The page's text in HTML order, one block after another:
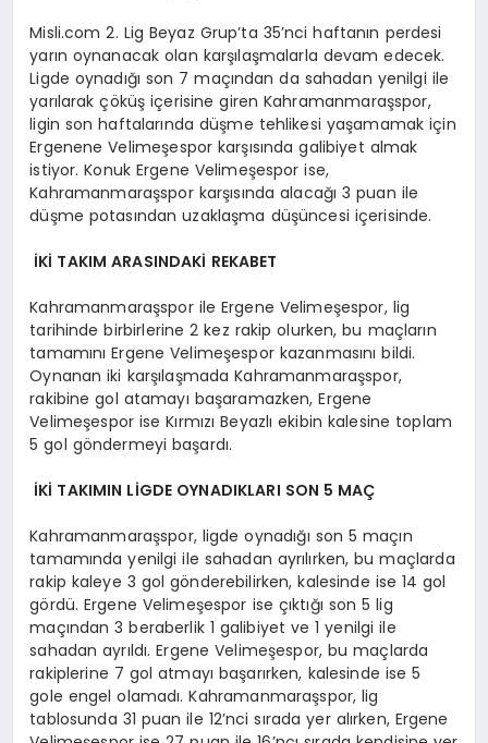
Misli.com 2. Lig Beyaz Grup’ta 35’nci haftanın perdesi
yarın oynanacak olan karşılaşmalarla devam edecek.
Ligde oynadığı son 7 maçından da sahadan yenilgi ile
yarılarak çöküş içerisine giren Kahramanmaraşspor,
ligin son haftalarında düşme tehlikesi yaşamamak için
Ergenene Velimeşespor karşısında galibiyet almak
istiyor. Konuk Ergene Velimeşespor ise,
Kahramanmaraşspor karşısında alacağı 3 puan ile
düşme potasından uzaklaşma düşüncesi içerisinde.
İKİ TAKIM ARASINDAKİ REKABET
Kahramanmaraşspor ile Ergene Velimeşespor, lig
tarihinde birbirlerine 2 kez rakip olurken, bu maçların
tamamını Ergene Velimeşespor kazanmasını bildi.
Oynanan iki karşılaşmada Kahramanmaraşspor,
rakibine gol atamayı başaramazken, Ergene
Velimeşespor ise Kırmızı Beyazlı ekibin kalesine toplam
5 gol göndermeyi başardı.
İKİ TAKIMIN LİGDE OYNADIKLARI SON 5 MAÇ
Kahramanmaraşspor, ligde oynadığı son 5 maçın
tamamında yenilgi ile sahadan ayrılırken, bu maçlarda
rakip kaleye 3 gol gönderebilirken, kalesinde ise 14 gol
gördü. Ergene Velimeşespor ise çıktığı son 5 lig
maçından 3 beraberlik 1 galibiyet ve 1 yenilgi ile
sahadan ayrıldı. Ergene Velimeşespor, bu maçlarda
rakiplerine 7 gol atmayı başarırken, kalesinde ise 5
gole engel olamadı. Kahramanmaraşspor, lig
tablosunda 31 puan ile 12’nci sırada yer alırken, Ergene